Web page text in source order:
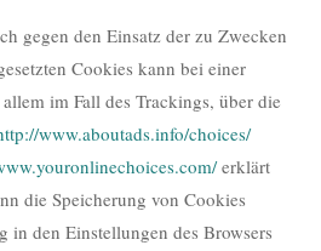
gegen den Einsatz der zu Zwecken
Cookies kann bei einer
im Fall des Trackings, über die
www.aboutads.info/choices/
erklärt
die Speicherung von Cookies
in den Einstellungen des Browsers